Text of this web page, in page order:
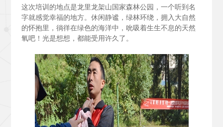
这次培训的地点是龙里龙架山国家森林公园，一个听到名
字就感觉幸福的地方。休闲静谧，绿林环绕，拥入大自然
的怀抱里，徜徉在绿色的海洋中，吮吸着生生不息的天然
氧吧！光是想想，都能受用许久了。